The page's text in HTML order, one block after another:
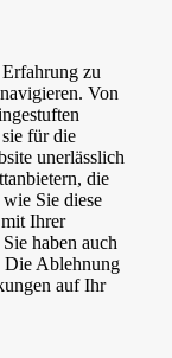
zu
Von
für die
unerlässlich
die
Sie diese
Ihrer
haben auch
Die Ablehnung
auf Ihr